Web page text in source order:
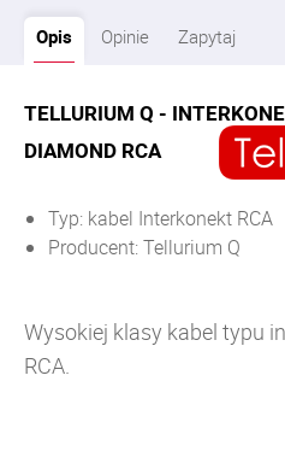
Opis Opinie Zapytaj
TELLURIUM Q -
DIAMOND RCA
Typ: kabel Interkonekt RCA
Producent: Tellurium Q
Wysokiej klasy kabel typu
RCA.